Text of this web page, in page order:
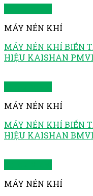
MÁY NÉN KHÍ
MÁY NÉN KHÍ BIẾN
HIỆU KAISHAN
MÁY NÉN KHÍ
MÁY NÉN KHÍ BIẾN
HIỆU KAISHAN
MÁY NÉN KHÍ